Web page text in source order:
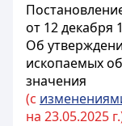
от 12 декабря
Об
ископаемых
значения
(с
на 23.05.2025